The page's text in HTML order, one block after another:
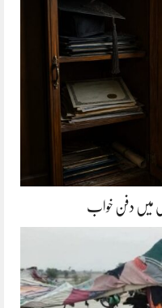
میں دفن خواب